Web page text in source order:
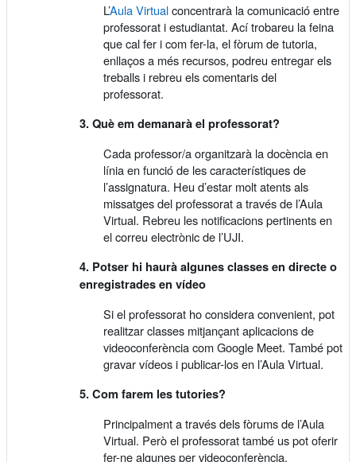
L’Aula Virtualconcentrarà la comunicació entre
professorat i estudiantat. Ací trobareu la feina
que cal fer i com fer-la, el fòrum de tutoria,
enllaços a més recursos, podreu entregar els
treballs i rebreu els comentaris del
professorat.
3. Què em demanarà el professorat?
Cada professor/a organitzarà la docència en
línia en funció de les característiques de
l’assignatura. Heu d’estar molt atents als
missatges del professorat a través de l’Aula
Virtual. Rebreu les notificacions pertinents en
el correu electrònic de l’UJI.
4. Potser hi haurà algunes classes en directe o
enregistrades en vídeo
Si el professorat ho considera convenient, pot
realitzar classes mitjançant aplicacions de
videoconferència com Google Meet. També pot
gravar vídeos i publicar-los en l’Aula Virtual.
5. Com farem les tutories?
Principalment a través dels fòrums de l’Aula
Virtual. Però el professorat també us pot oferir
fer-ne algunes per videoconferència.